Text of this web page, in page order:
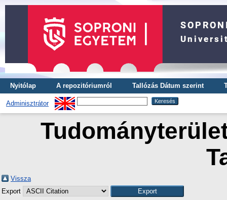
Nyitólap A repozitóriumról Tallózás Dátum szerint
Adminisztrátor
Vissza
Export